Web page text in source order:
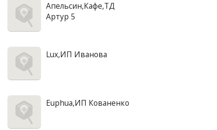
Апельсин,Кафе,ТД
Артур 5
Lux,ИП Иванова
Euphua,ИП Кованенко